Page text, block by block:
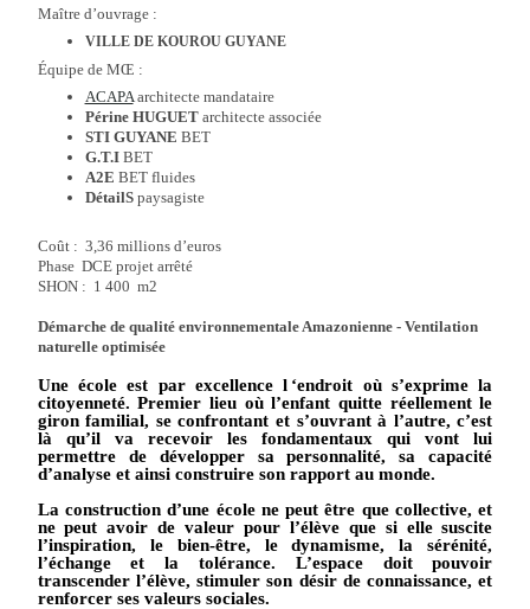
Maître d’ouvrage :
VILLE DE KOUROU GUYANE
Équipe de MŒ :
ACAPAarchitecte mandataire
Périne HUGUETarchitecte associée
STI GUYANE BET
G.T.IBET
A2E BET fluides
DétailSpaysagiste
Coût : 3,36 millions d’euros
Phase DCE projet arrêté
SHON : 1 400 m2
Démarche de qualité environnementale Amazonienne - Ventilation
naturelle optimisée
Une école est par excellence l ‘endroit où s’exprime la
citoyenneté. Premier lieu où l’enfant quitte réellement le
giron familial, se confrontant et s’ouvrant à l’autre, c’est
là qu’il va recevoir les fondamentaux qui vont lui
permettre de développer sa personnalité, sa capacité
d’analyse et ainsi construire son rapport au monde.
La construction d’une école ne peut être que collective, et
ne peut avoir de valeur pour l’élève que si elle suscite
l’inspiration, le bien-être, le dynamisme, la sérénité,
l’échange et la tolérance. L’espace doit pouvoir
transcender l’élève, stimuler son désir de connaissance, et
renforcer ses valeurs sociales.